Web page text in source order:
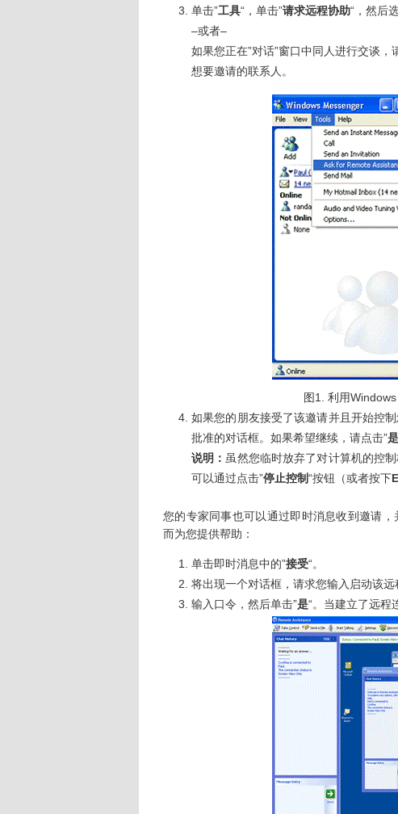
单击”工具“，单击”请求远程协助“，然后
–或者–
如果您正在”对话”窗口中同人进行交谈，
想要邀请的联系人。
图1. 利用
如果您的朋友接受了该邀请并且开始控
批准的对话框。如果希望继续，请点击”是
说明：虽然您临时放弃了对计算机的控
可以通过点击”停止控制“按钮（或者按下
您的专家同事也可以通过即时消息收到邀请
而为您提供帮助：
单击即时消息中的”接受“。
将出现一个对话框，请求您输入启动该远
输入口令，然后单击”是“。当建立了远程